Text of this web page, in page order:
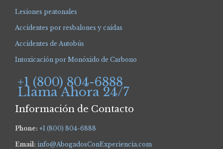
Lesiones peatonales
Accidentes por resbalones y caídas
Accidentes de Autobús
Intoxicación por Monóxido de Carbono
+1 (800) 804-6888
Llama Ahora 24/7
Información de Contacto
Phone: +1 (800) 804-6888
Email: info@AbogadosConExperiencia.com